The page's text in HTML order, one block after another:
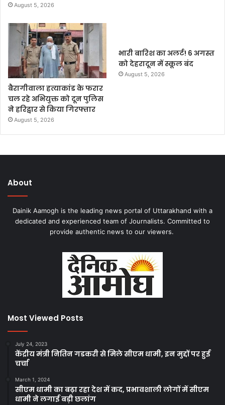
August 5, 2026
बैरागीवाला हत्याकांड के फरार
चल रहे अभियुक्त को दून पुलिस
ने हरिद्वार से किया गिरफ्तार
August 5, 2026
भारी बारिश का अलर्ट! 6 अगस्त
को देहरादून में स्कूल बंद
August 5, 2026
About
Dainik Aamogh is the leading news portal of Uttarakhand with a
dedicated and experienced team of Journalists. Committed to
provide authentic news to our viewers.
Most Viewed Posts
July 24, 2023
केंद्रीय मंत्री नितिन गडकरी से मिले सीएम धामी, इन मुद्दों पर हुई
चर्चा
March 1, 2024
सीएम धामी का बढ़ा रहा देश में कद, प्रभावशाली लोगों में सीएम
धामी ने लगाई बड़ी छलांग